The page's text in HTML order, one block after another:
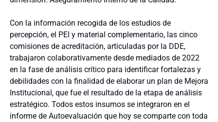
Con la información recogida de los estudios de
percepción, el PEI y material complementario, las cinco
comisiones de acreditación, articuladas por la DDE,
trabajaron colaborativamente desde mediados de 2022
en la fase de análisis crítico para identificar fortalezas y
debilidades con la finalidad de elaborar un plan de Mejora
Institucional, que fue el resultado de la etapa de análisis
estratégico. Todos estos insumos se integraron en el
informe de Autoevaluación que hoy se comparte con toda